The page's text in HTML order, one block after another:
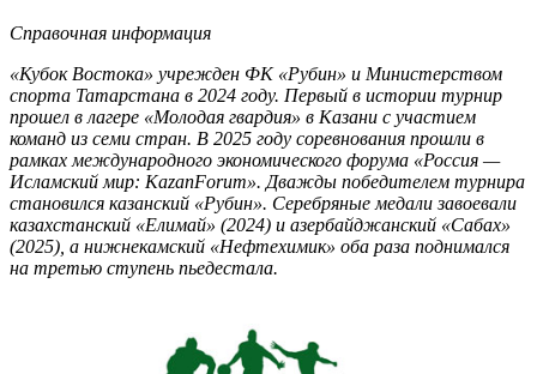
Справочная информация
«Кубок Востока» учрежден ФК «Рубин» и Министерством
спорта Татарстана в 2024 году. Первый в истории турнир
прошел в лагере «Молодая гвардия» в Казани с участием
команд из семи стран. В 2025 году соревнования прошли в
рамках международного экономического форума «Россия —
Исламский мир: KazanForum». Дважды победителем турнира
становился казанский «Рубин». Серебряные медали завоевали
казахстанский «Елимай» (2024) и азербайджанский «Сабах»
(2025), а нижнекамский «Нефтехимик» оба раза поднимался
на третью ступень пьедестала.